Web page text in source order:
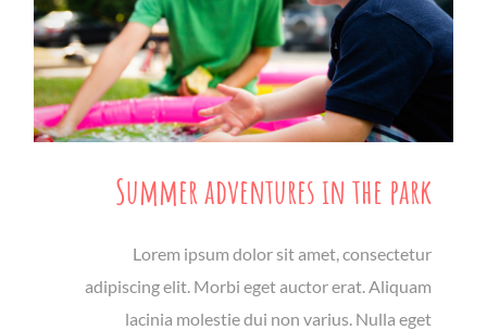
Summer adventures in the park
Lorem ipsum dolor sit amet, consectetur
adipiscing elit. Morbi eget auctor erat. Aliquam
lacinia molestie dui non varius. Nulla eget